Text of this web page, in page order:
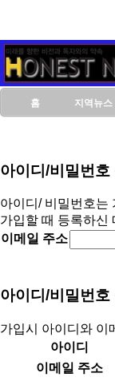
홈 지역뉴스
아이디/비밀번호
아이디/ 비밀번호는
가입할 때 등록하신
이메일 주소
아이디/비밀번호
가입시 아이디와 이
아이디
이메일 주소